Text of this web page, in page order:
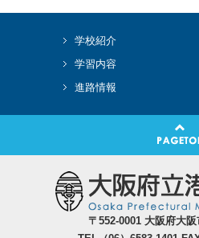
学校紹介
学習内容
進路情報
〒552-0001 大阪府大